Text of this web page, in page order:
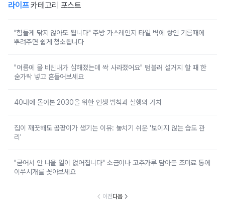
라이프카테고리 포스트
"힘들게 닦지 않아도 됩니다" 주방 가스레인지 타일 벽에 쌓인 기름때에
뿌려주면 쉽게 청소됩니다
"여름에 물 비린내가 심해졌는데 싹 사라졌어요" 텀블러 설거지 할 때 한
숟가락 넣고 흔들어보세요
40대에 돌아본 2030을 위한 인생 법칙과 실행의 가치
집이 깨끗해도 곰팡이가 생기는 이유: 놓치기 쉬운 '보이지 않는 습도 관
리'
"굳어서 안 나올 일이 없어집니다" 소금이나 고추가루 담아둔 조미료 통에
이쑤시개를 꽂아보세요
이전다음